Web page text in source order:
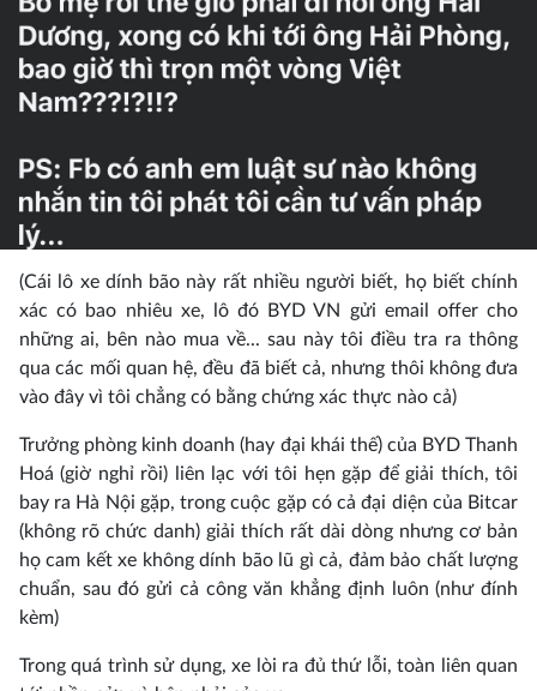
(Cái lô xe dính bão này rất nhiều người biết, họ biết chính
xác có bao nhiêu xe, lô đó BYD VN gửi email offer cho
những ai, bên nào mua về... sau này tôi điều tra ra thông
qua các mối quan hệ, đều đã biết cả, nhưng thôi không đưa
vào đây vì tôi chẳng có bằng chứng xác thực nào cả)
Trưởng phòng kinh doanh (hay đại khái thế) của BYD Thanh
Hoá (giờ nghỉ rồi) liên lạc với tôi hẹn gặp để giải thích, tôi
bay ra Hà Nội gặp, trong cuộc gặp có cả đại diện của Bitcar
(không rõ chức danh) giải thích rất dài dòng nhưng cơ bản
họ cam kết xe không dính bão lũ gì cả, đảm bảo chất lượng
chuẩn, sau đó gửi cả công văn khẳng định luôn (như đính
kèm)
Trong quá trình sử dụng, xe lòi ra đủ thứ lỗi, toàn liên quan